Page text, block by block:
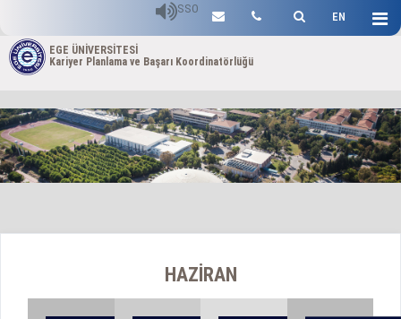
EN
SSO
EGE ÜNİVERSİTESİ
Kariyer Planlama ve Başarı Koordinatörlüğü
HAZİRAN